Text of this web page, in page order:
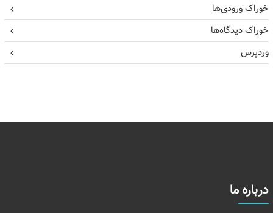
خوراک ورودی‌ها
خوراک دیدگاه‌ها
وردپرس
درباره ما